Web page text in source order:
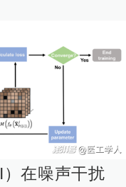
在噪声干扰